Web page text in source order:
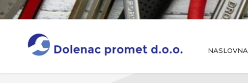
NASLOVNA